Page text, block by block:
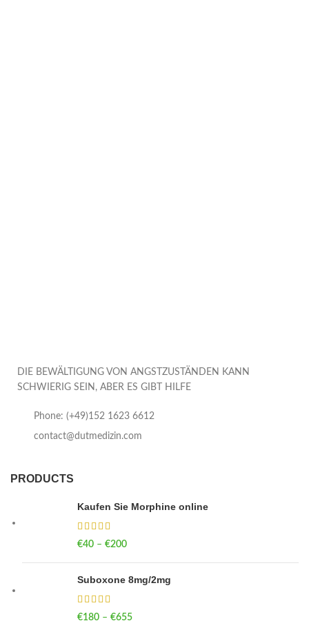
DIE BEWÄLTIGUNG VON ANGSTZUSTÄNDEN KANN
SCHWIERIG SEIN, ABER ES GIBT HILFE
Phone: (+49)152 1623 6612
contact@dutmedizin.com
PRODUCTS
Kaufen Sie Morphine online
€40 – €200
Suboxone 8mg/2mg
€180 – €655